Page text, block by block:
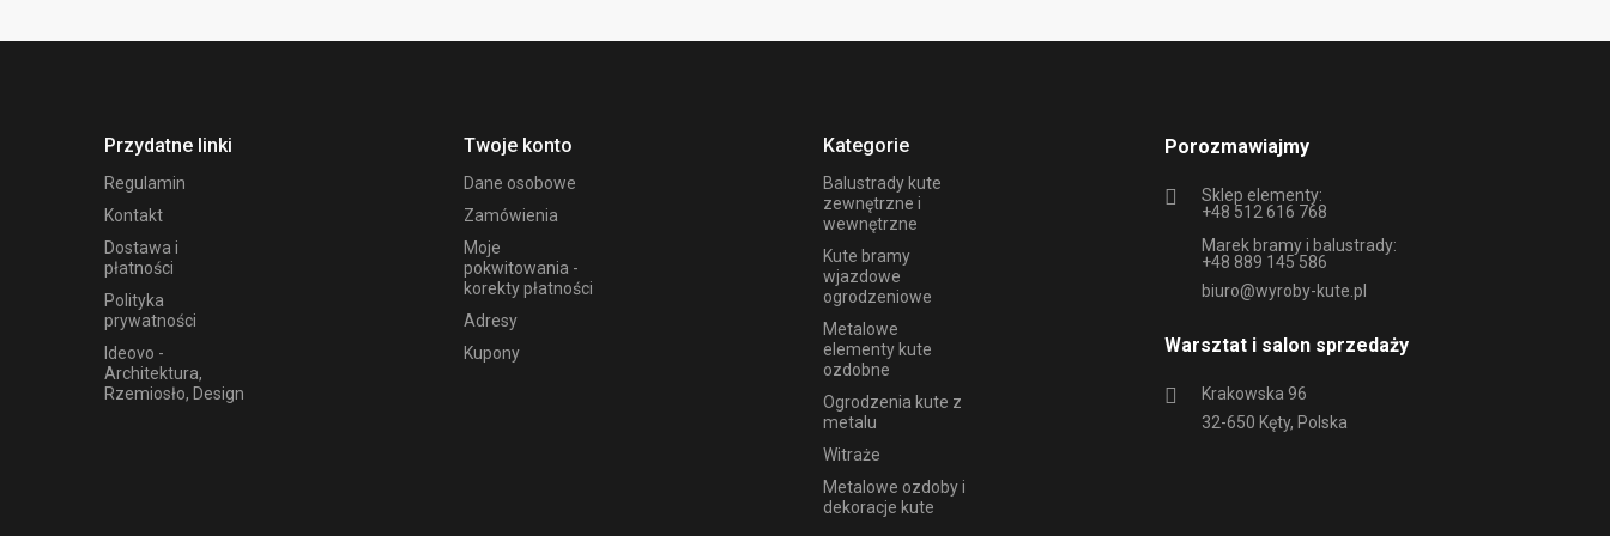
Przydatne linki
Regulamin
Kontakt
Dostawa i
płatności
Polityka
prywatności
Ideovo -
Architektura,
Rzemiosło, Design
Twoje konto
Dane osobowe
Zamówienia
Moje
pokwitowania -
korekty płatności
Adresy
Kupony
Kategorie
Balustrady kute
zewnętrzne i
wewnętrzne
Kute bramy
wjazdowe
ogrodzeniowe
Metalowe
elementy kute
ozdobne
Ogrodzenia kute z
metalu
Witraże
Metalowe ozdoby i
dekoracje kute
Porozmawiajmy
Sklep elementy:
+48 512 616 768
Marek bramy i balustrady:
+48 889 145 586
biuro@wyroby-kute.pl
Warsztat i salon sprzedaży
Krakowska 96
32-650 Kęty, Polska